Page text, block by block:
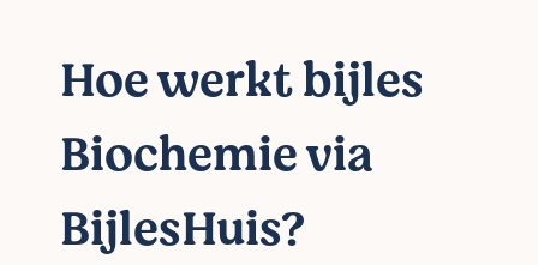
Hoe werkt bijles
Biochemie via
BijlesHuis?